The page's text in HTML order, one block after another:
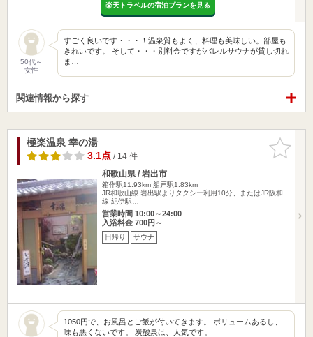
楽天トラベルの宿泊プランを見る
50代～
女性
すごく良いです・・・！温泉質もよく、料理も美味しい。部屋も
きれいです。 そして・・・別料金ですがバレルサウナが貸し切れ
ま…
関連情報から探す
お気に入
りに追加
極楽温泉 幸の湯
3.1点/ 14 件
和歌山県 / 岩出市
箱作駅11.93km 船戸駅1.83km
JR和歌山線 岩出駅よりタクシー利用10分、またはJR阪和
線 紀伊駅…
営業時間 10:00～24:00
入浴料金 700円～
日帰り サウナ
1050円で、お風呂とご飯が付いてきます。 ボリュームあるし、
味も悪くないです。 炭酸泉は、人気です。